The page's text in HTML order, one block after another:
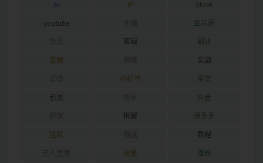
AI IP tiktok
youtube 亚马逊
剪辑 副业
变现 实战
小红书 带货
引流 抖音
拆解 拼多多
挂机 教程
流量 涨粉